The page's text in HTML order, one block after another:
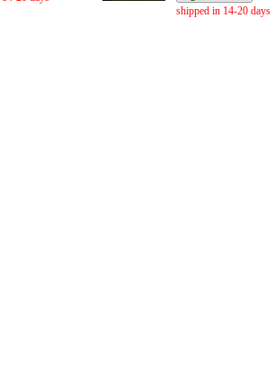
shipped in 14-20 days